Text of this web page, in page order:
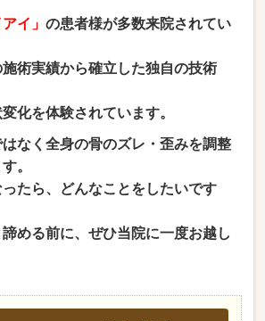
アイ」の患者様が多数来院されてい
術実績から確立した独自の技術
化を体験されています。
なく全身の骨のズレ・歪みを調整
。
たら、どんなことをしたいです
める前に、ぜひ当院に一度お越し